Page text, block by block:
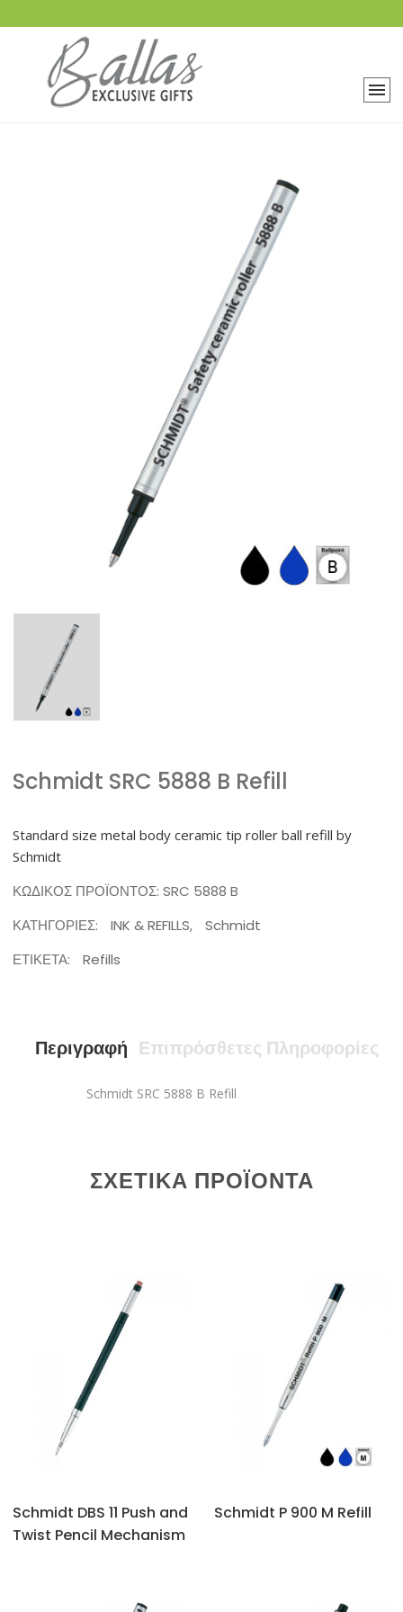
Schmidt SRC 5888 B Refill
Standard size metal body ceramic tip roller ball refill by
Schmidt
ΚΩΔΙΚΌΣ ΠΡΟΪΌΝΤΟΣ: SRC 5888 B
ΚΑΤΗΓΟΡΊΕΣ:
INK & REFILLS,
Schmidt
ΕΤΙΚΈΤΑ:
Refills
Περιγραφή Επιπρόσθετες Πληροφορίες
Schmidt SRC 5888 B Refill
ΣΧΕΤΙΚΆ ΠΡΟΪΌΝΤΑ
Schmidt DBS 11 Push and
Twist Pencil Mechanism
Schmidt P 900 M Refill